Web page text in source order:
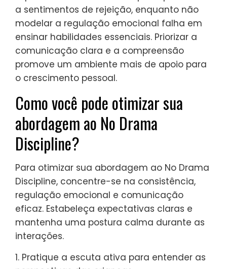
evitar ao praticar o No
Drama Discipline?
Para praticar efetivamente o No Drama
Discipline, evite erros comuns, como
falha em modelar a regulação emocional.
Esses erros podem prejudicar o
desenvolvimento da resiliência emocional
nas crianças. A aplicação inconsistente
pode confundir as crianças sobre as
expectativas. A falta de empatia pode levar
a sentimentos de rejeição, enquanto não
modelar a regulação emocional falha em
ensinar habilidades essenciais. Priorizar a
comunicação clara e a compreensão
promove um ambiente mais de apoio para
o crescimento pessoal.